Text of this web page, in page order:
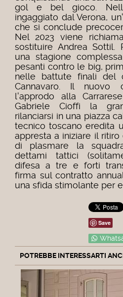
gol e bel gioco.
ingaggiato dal Verona,
che si conclude
Nel 2023 viene
sostituire Andrea Sottil.
una stagione
pesanti contro le big,
nelle battute finali del
Cannavaro. Il nuovo
l'approdo alla
Gabriele Cioffi la
rilanciarsi in una piazza
tecnico toscano eredita
appresta a iniziare il
di plasmare la
dettami tattici
difesa a tre e forti
firma sul contratto
una sfida stimolante per
Save
POTREBBE INTERESSARTI